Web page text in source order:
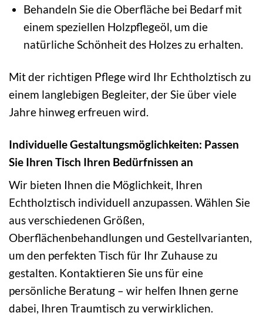
Behandeln Sie die Oberfläche bei Bedarf mit
einem speziellen Holzpflegeöl, um die
natürliche Schönheit des Holzes zu erhalten.
Mit der richtigen Pflege wird Ihr Echtholztisch zu
einem langlebigen Begleiter, der Sie über viele
Jahre hinweg erfreuen wird.
Individuelle Gestaltungsmöglichkeiten: Passen
Sie Ihren Tisch Ihren Bedürfnissen an
Wir bieten Ihnen die Möglichkeit, Ihren
Echtholztisch individuell anzupassen. Wählen Sie
aus verschiedenen Größen,
Oberflächenbehandlungen und Gestellvarianten,
um den perfekten Tisch für Ihr Zuhause zu
gestalten. Kontaktieren Sie uns für eine
persönliche Beratung – wir helfen Ihnen gerne
dabei, Ihren Traumtisch zu verwirklichen.